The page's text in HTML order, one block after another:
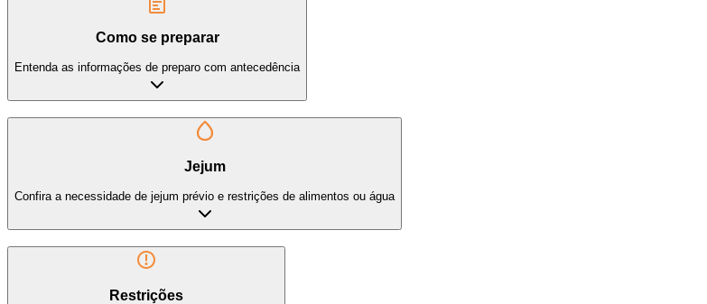
Como se preparar
Entenda as informações de preparo com antecedência
Jejum
Confira a necessidade de jejum prévio e restrições de alimentos ou água
Restrições